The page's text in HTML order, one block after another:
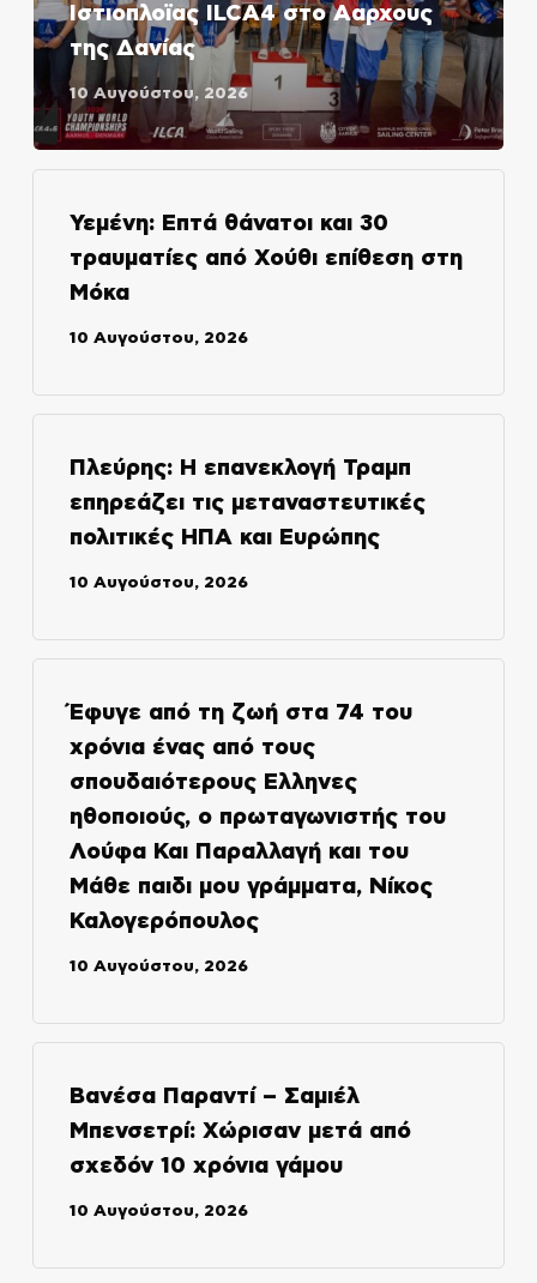
Ιστιοπλοϊας ILCA4 στο Ααρχους
της Δανίας
10 Αυγούστου, 2026
Υεμένη: Επτά θάνατοι και 30
τραυματίες από Χούθι επίθεση στη
Μόκα
10 Αυγούστου, 2026
Πλεύρης: Η επανεκλογή Τραμπ
επηρεάζει τις μεταναστευτικές
πολιτικές ΗΠΑ και Ευρώπης
10 Αυγούστου, 2026
Έφυγε από τη ζωή στα 74 του
χρόνια ένας από τους
σπουδαιότερους Ελληνες
ηθοποιούς, ο πρωταγωνιστής του
Λούφα Και Παραλλαγή και του
Μάθε παιδι μου γράμματα, Νίκος
Καλογερόπουλος
10 Αυγούστου, 2026
Βανέσα Παραντί – Σαμιέλ
Μπενσετρί: Χώρισαν μετά από
σχεδόν 10 χρόνια γάμου
10 Αυγούστου, 2026